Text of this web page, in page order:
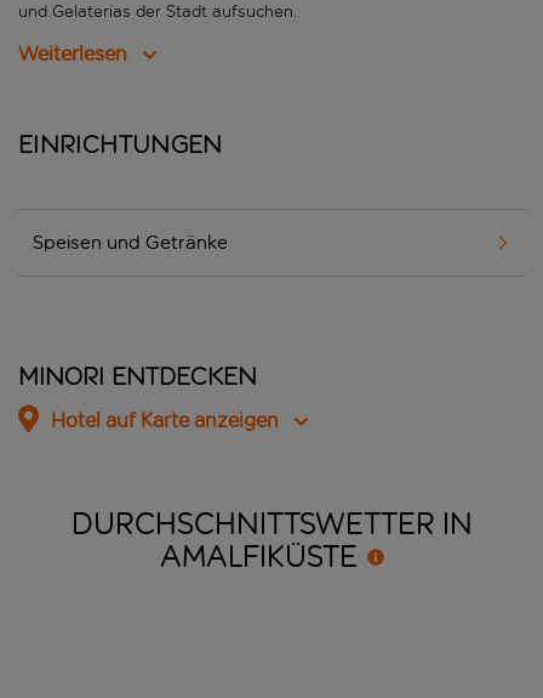
und Gelaterias der Stadt aufsuchen.
Weiterlesen
Einrichtungen
Speisen und Getränke
Minori entdecken
Hotel auf Karte anzeigen
DURCHSCHNITTSWETTER IN
AMALFIKÜSTE